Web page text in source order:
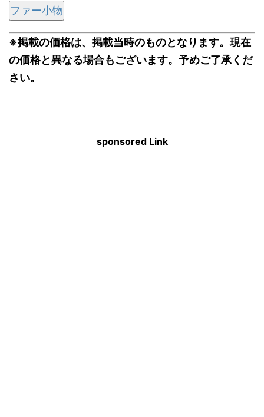
ファー小物
※掲載の価格は、掲載当時のものとなります。現在
の価格と異なる場合もございます。予めご了承くだ
さい。
sponsored Link